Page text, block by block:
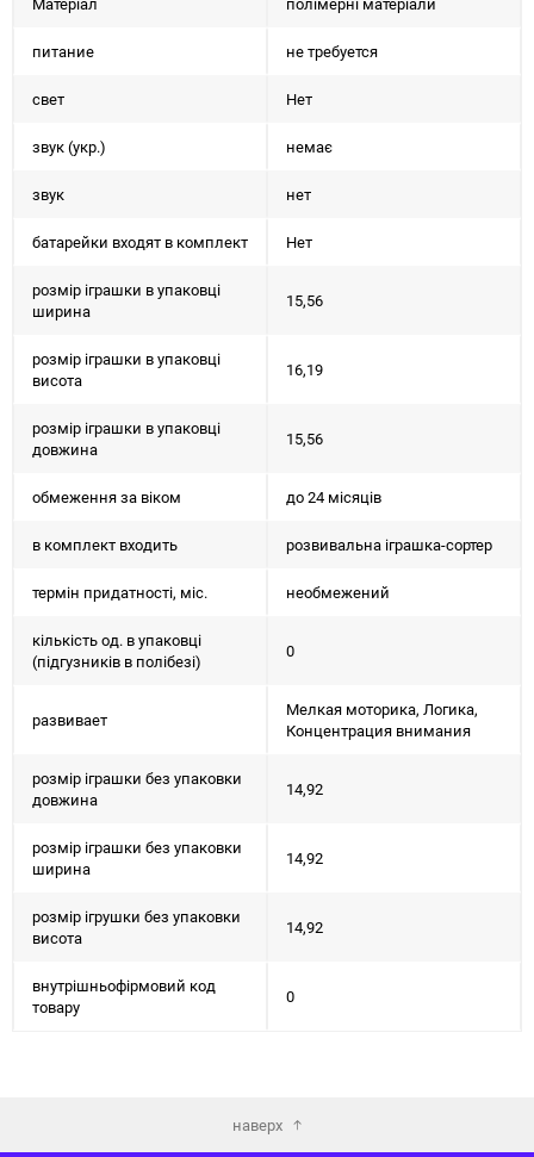
питание не требуется
свет Нет
звук (укр.) немає
звук нет
батарейки входят в комплект Нет
розмір іграшки в упаковці
ширина
15,56
розмір іграшки в упаковці
висота
16,19
розмір іграшки в упаковці
довжина
15,56
обмеження за віком до 24 місяців
в комплект входить розвивальна іграшка-сортер
термін придатності, міс. необмежений
кількість од. в упаковці
(підгузників в полібезі)
0
развивает
Мелкая моторика, Логика,
Концентрация внимания
розмір іграшки без упаковки
довжина
14,92
розмір іграшки без упаковки
ширина
14,92
розмір ігрушки без упаковки
висота
14,92
внутрішньофірмовий код
товару
0
наверх